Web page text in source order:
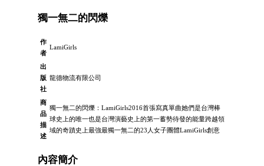
獨一無二的閃爍
作
者
LamiGirls
出
版
社
龍德物流有限公司
商
品
描
述
獨一無二的閃爍：LamiGirls2016首張寫真單曲她們是台灣棒
球史上的唯一也是台灣演藝史上的第一蓄勢待發的能量跨越領
域的奇蹟史上最強最獨一無二的23人女子團體LamiGirls創意
內容簡介